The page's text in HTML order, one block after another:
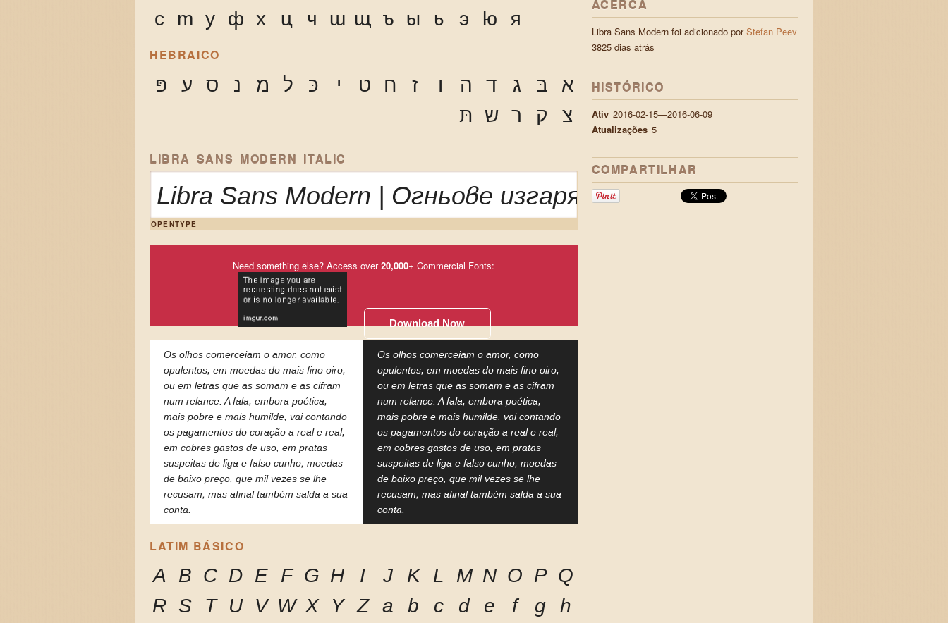
с т у ф х ц ч ш щ ъ ы ь э ю я
HEBRAICO
א בּ ג ד ה ו ז ח ט י כּ ל מ נ ס ע
פּ
צ
ק ר ש תּ
LIBRA SANS MODERN ITALIC
Libra Sans Modern | Огньове изгаряха с блуждаещи пламъци
OPENTYPE
Need something else? Access over20,000+ Commercial Fonts:
Download Now
Os olhos comerceiam o amor, como
opulentos, em moedas do mais fino oiro,
ou em letras que as somam e as cifram
num relance. A fala, embora poética,
mais pobre e mais humilde, vai contando
os pagamentos do coração a real e real,
em cobres gastos de uso, em pratas
suspeitas de liga e falso cunho; moedas
de baixo preço, que mil vezes se lhe
recusam; mas afinal também salda a sua
conta.
Os olhos comerceiam o amor, como
opulentos, em moedas do mais fino oiro,
ou em letras que as somam e as cifram
num relance. A fala, embora poética,
mais pobre e mais humilde, vai contando
os pagamentos do coração a real e real,
em cobres gastos de uso, em pratas
suspeitas de liga e falso cunho; moedas
de baixo preço, que mil vezes se lhe
recusam; mas afinal também salda a sua
conta.
LATIM BÁSICO
A B C D E F G H I J K L M N O P Q
R S T U V W X Y Z a b c d e f g h
ACERCA
Libra Sans Modern foi adicionado porStefan Peev
3825 dias atrás
HISTÓRICO
Ativ 2016-02-15—2016-06-09
Atualizações 5
COMPARTILHAR